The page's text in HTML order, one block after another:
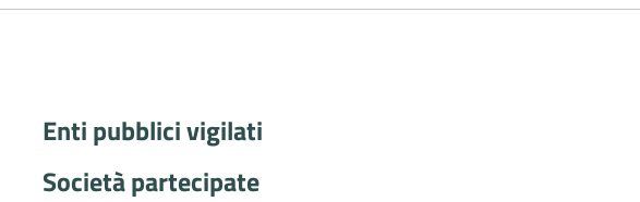
Enti pubblici vigilati
Società partecipate